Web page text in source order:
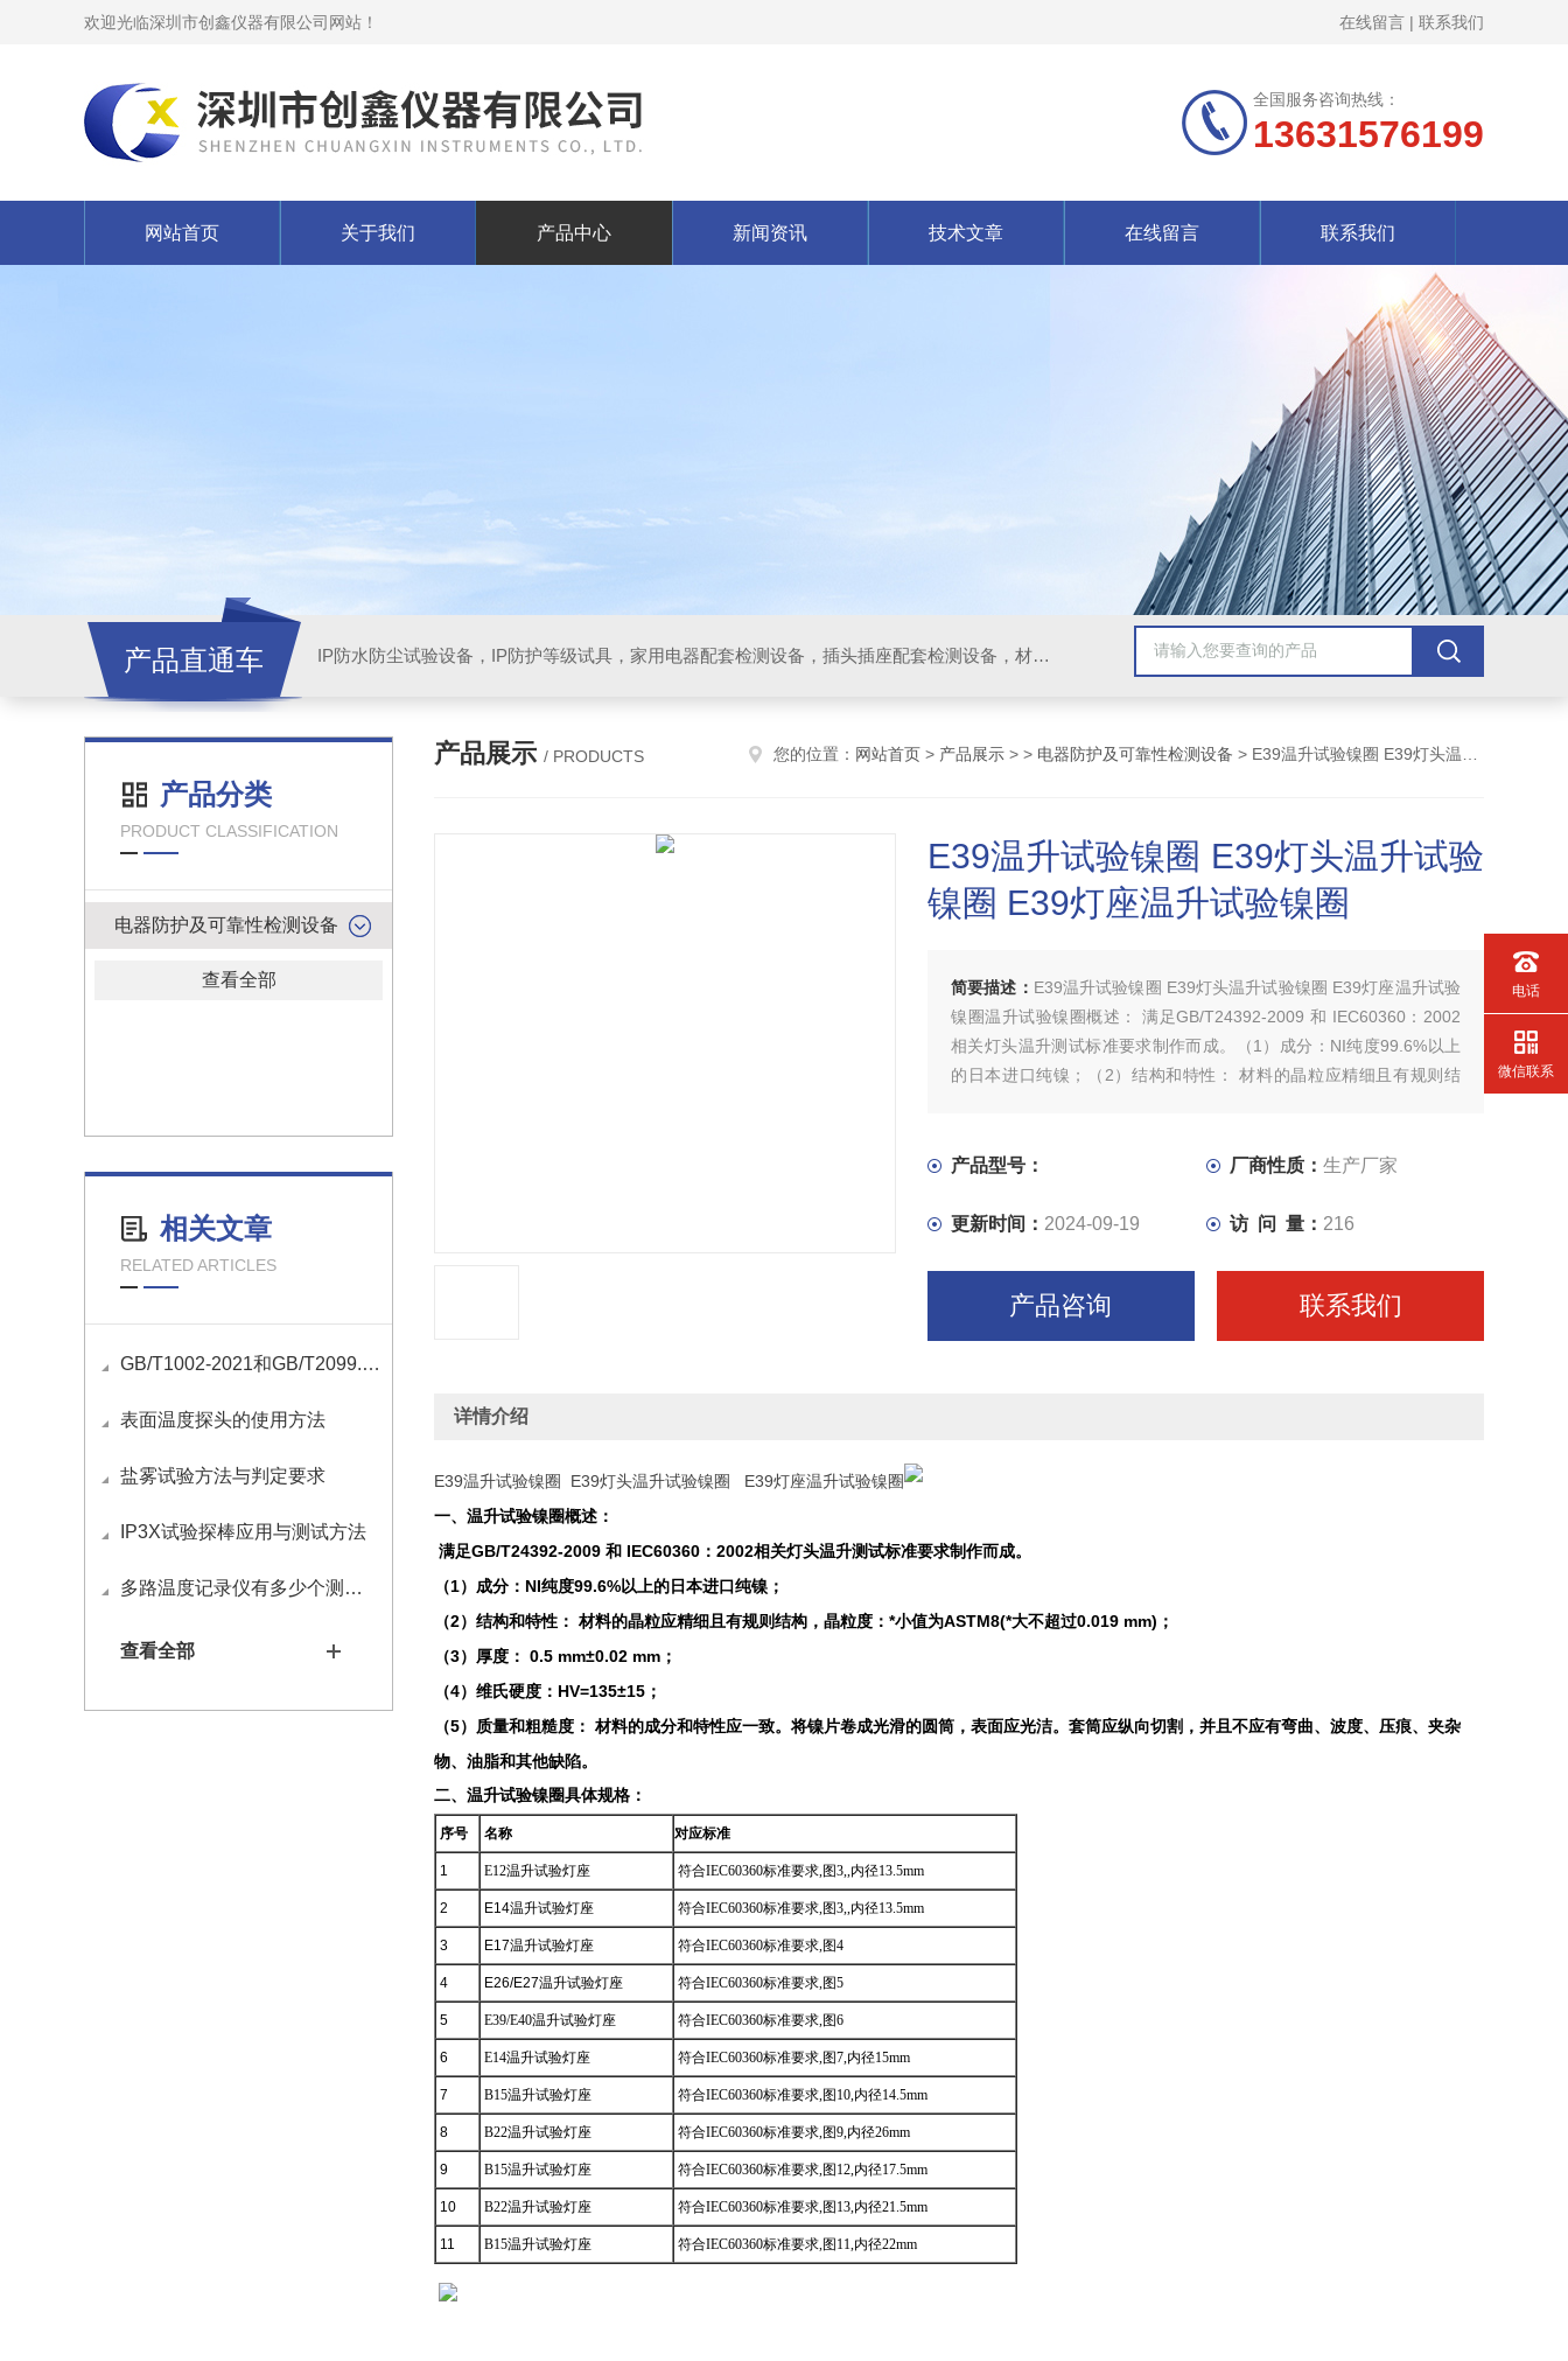
欢迎光临深圳市创鑫仪器有限公司网站！ 在线留言 | 联系我们
全国服务咨询热线：
13631576199
网站首页 关于我们 产品中心 新闻资讯 技术文章 在线留言 联系我们
产品直通车 IP防水防尘试验设备，IP防护等级试具，家用电器配套检测设备，插头插座配套检测设备，材料阻燃试验设备，碰撞试验装置，GB4943.1配套检测产品，GB9706.1医用电气配套试验设备
产品分类
PRODUCT CLASSIFICATION
电器防护及可靠性检测设备
查看全部
相关文章
RELATED ARTICLES
GB/T1002-2021和GB/T2099.1-2021国标插头插座量规清单
表面温度探头的使用方法
盐雾试验方法与判定要求
IP3X试验探棒应用与测试方法
多路温度记录仪有多少个测试通道？
查看全部
产品展示 / PRODUCTS 您的位置： 网站首页 > 产品展示 > > 电器防护及可靠性检测设备 > E39温升试验镍圈 E39灯头温升试验镍圈 E39灯座温升试验镍圈
E39温升试验镍圈 E39灯头温升试验
镍圈 E39灯座温升试验镍圈
简要描述： E39温升试验镍圈 E39灯头温升试验镍圈 E39灯座温升试验
镍圈温升试验镍圈概述： 满足GB/T24392-2009 和 IEC60360：2002
相关灯头温升测试标准要求制作而成。（1）成分：NI纯度99.6%以上
的日本进口纯镍；（2）结构和特性： 材料的晶粒应精细且有规则结
产品型号： 厂商性质： 生产厂家
更新时间： 2024-09-19 访 问 量： 216
产品咨询 联系我们
详情介绍
E39温升试验镍圈 E39灯头温升试验镍圈 E39灯座温升试验镍圈
一、温升试验镍圈概述：
满足GB/T24392-2009 和 IEC60360：2002相关灯头温升测试标准要求制作而成。
（1）成分：NI纯度99.6%以上的日本进口纯镍；
（2）结构和特性： 材料的晶粒应精细且有规则结构，晶粒度：*小值为ASTM8(*大不超过0.019 mm)；
（3）厚度： 0.5 mm±0.02 mm；
（4）维氏硬度：HV=135±15；
（5）质量和粗糙度： 材料的成分和特性应一致。将镍片卷成光滑的圆筒，表面应光洁。套筒应纵向切割，并且不应有弯曲、波度、压痕、夹杂
物、油脂和其他缺陷。
二、温升试验镍圈具体规格：
序号 名称 对应标准
1 E12温升试验灯座 符合IEC60360标准要求,图3,,内径13.5mm
2 E14温升试验灯座 符合IEC60360标准要求,图3,,内径13.5mm
3 E17温升试验灯座 符合IEC60360标准要求,图4
4 E26/E27温升试验灯座 符合IEC60360标准要求,图5
5 E39/E40温升试验灯座 符合IEC60360标准要求,图6
6 E14温升试验灯座 符合IEC60360标准要求,图7,内径15mm
7 B15温升试验灯座 符合IEC60360标准要求,图 10,内径14.5mm
8 B22温升试验灯座 符合IEC60360标准要求,图9,内径26mm
9 B15温升试验灯座 符合IEC60360标准要求,图 12,内径17.5mm
10 B22温升试验灯座 符合IEC60360标准要求,图 13,内径21.5mm
11 B15温升试验灯座 符合IEC60360标准要求,图 11,内径22mm
电话
微信联系